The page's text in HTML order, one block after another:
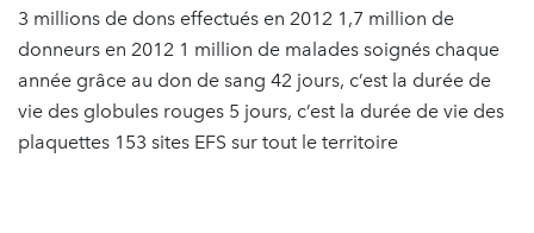
3 millions de dons effectués en 2012 1,7 million de
donneurs en 2012 1 million de malades soignés chaque
année grâce au don de sang 42 jours, c’est la durée de
vie des globules rouges 5 jours, c’est la durée de vie des
plaquettes 153 sites EFS sur tout le territoire